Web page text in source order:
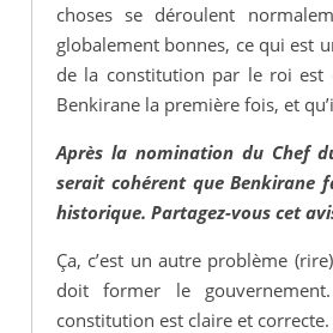
choses se déroulent
globalement bonnes, ce qui est
de la constitution par le roi est
Benkirane la première fois, et
Après la nomination du Chef
serait cohérent que Benkirane
historique. Partagez-vous cet
Ça, c’est un autre problème
doit former le
constitution est claire et correcte.